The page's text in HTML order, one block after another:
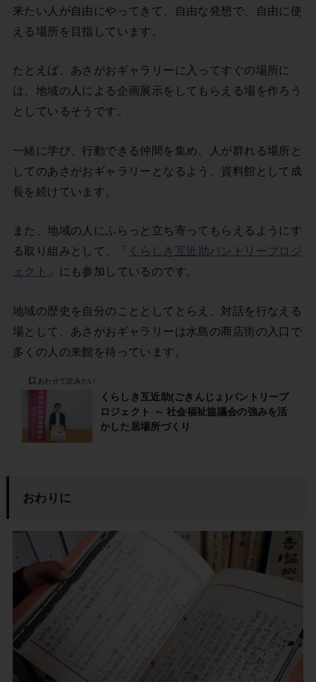
来たい人が自由にやってきて、自由な発想で、自由に使
える場所を目指しています。
たとえば、あさがおギャラリーに入ってすぐの場所に
は、地域の人による企画展示をしてもらえる場を作ろう
としているそうです。
一緒に学び、行動できる仲間を集め、人が群れる場所と
してのあさがおギャラリーとなるよう、資料館として成
長を続けています。
また、地域の人にふらっと立ち寄ってもらえるようにす
る取り組みとして、「 くらしき互近助パントリープロジ
ェクト
」にも参加しているのです。
地域の歴史を自分のこととしてとらえ、対話を行なえる
場として、あさがおギャラリーは水島の商店街の入口で
多くの人の来館を待っています。
くらしき互近助(ごきんじょ)パントリープ
ロジェクト ～ 社会福祉協議会の強みを活
かした居場所づくり
あわせて読みたい
おわりに